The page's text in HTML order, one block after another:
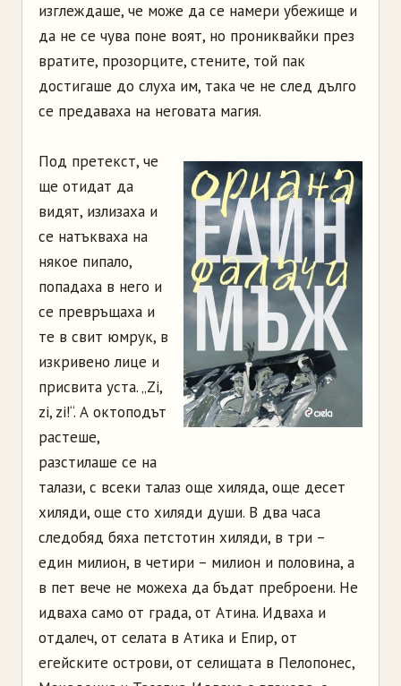
изглеждаше, че може да се намери убежище и
да не се чува поне воят, но прониквайки през
вратите, прозорците, стените, той пак
достигаше до слуха им, така че не след дълго
се предаваха на неговата магия.
Под претекст, че
ще отидат да
видят, излизаха и
се натъкваха на
някое пипало,
попадаха в него и
се превръщаха и
те в свит юмрук, в
изкривено лице и
присвита уста. „Zi,
zi, zi!“. А октоподът
растеше,
разстилаше се на
талази, с всеки талаз още хиляда, още десет
хиляди, още сто хиляди души. В два часа
следобяд бяха петстотин хиляди, в три –
един милион, в четири – милион и половина, а
в пет вече не можеха да бъдат преброени. Не
идваха само от града, от Атина. Идваха и
отдалеч, от селата в Атика и Епир, от
егейските острови, от селищата в Пелопонес,